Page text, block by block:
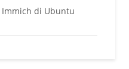
Immich di Ubuntu